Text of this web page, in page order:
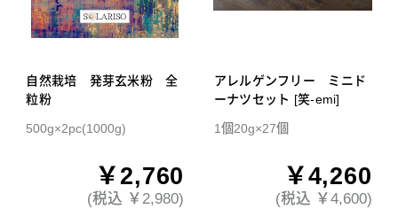
自然栽培 発芽玄米粉 全
粒粉
500g×2pc(1000g)
￥2,760
(税込 ￥2,980)
アレルゲンフリー ミニド
ーナツセット [笑-emi]
1個20g×27個
￥4,260
(税込 ￥4,600)